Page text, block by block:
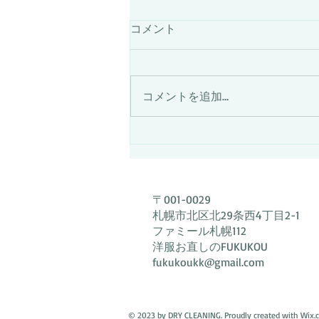
7月25日は採寸担当者が不在
ません。7月27日以降のご来店を
お願い致します。
コメント
コメントを追加…
〒001-0029
札幌市北区北29条西4丁目2-1
ファミール札幌112
洋服お直しのFUKUKOU
fukukoukk@gmail.com
© 2023 by DRY CLEANING. Proudly created with